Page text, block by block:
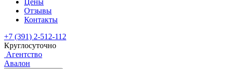
Цены
Отзывы
Контакты
+7 (391) 2-512-112
Круглосуточно
Агентство
Авалон